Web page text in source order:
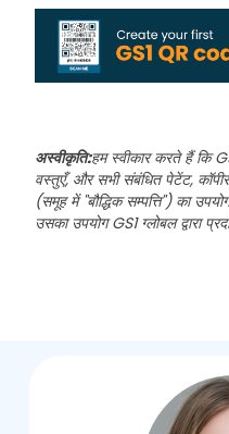
अस्वीकृति:हम स्वीकार करते हैं कि
वस्तुएँ, और सभी संबंधित पेटेंट,
(समूह में "बौद्धिक सम्पत्ति") का
उसका उपयोग GS1 ग्लोबल द्वारा